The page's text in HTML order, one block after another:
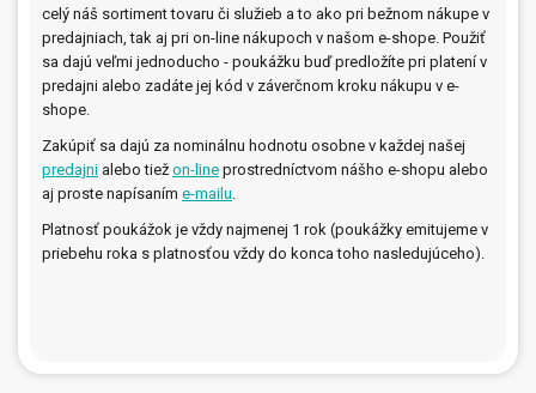
Tašky, vaky, ruksaky
Prívesky, dog tagy, odznaky
Doplnky do kancelárie, domácnosti, auta
Darčeky
PO-PIA 7:30 - 17:00
0850 11 15 16
napíšte nám
faxcopy@faxcopy.sk
celý náš sortiment tovaru či služieb a to ako pri bežnom nákupe v
predajniach, tak aj pri on-line nákupoch v našom e-shope. Použiť
sa dajú veľmi jednoducho - poukážku buď predložíte pri platení v
predajni alebo zadáte jej kód v záverčnom kroku nákupu v e-
shope.
Zakúpiť sa dajú za nominálnu hodnotu osobne v každej našej
predajni alebo tiež on-line prostredníctvom nášho e-shopu alebo
aj proste napísaním e-mailu.
Platnosť poukážok je vždy najmenej 1 rok (poukážky emitujeme v
priebehu roka s platnosťou vždy do konca toho nasledujúceho).